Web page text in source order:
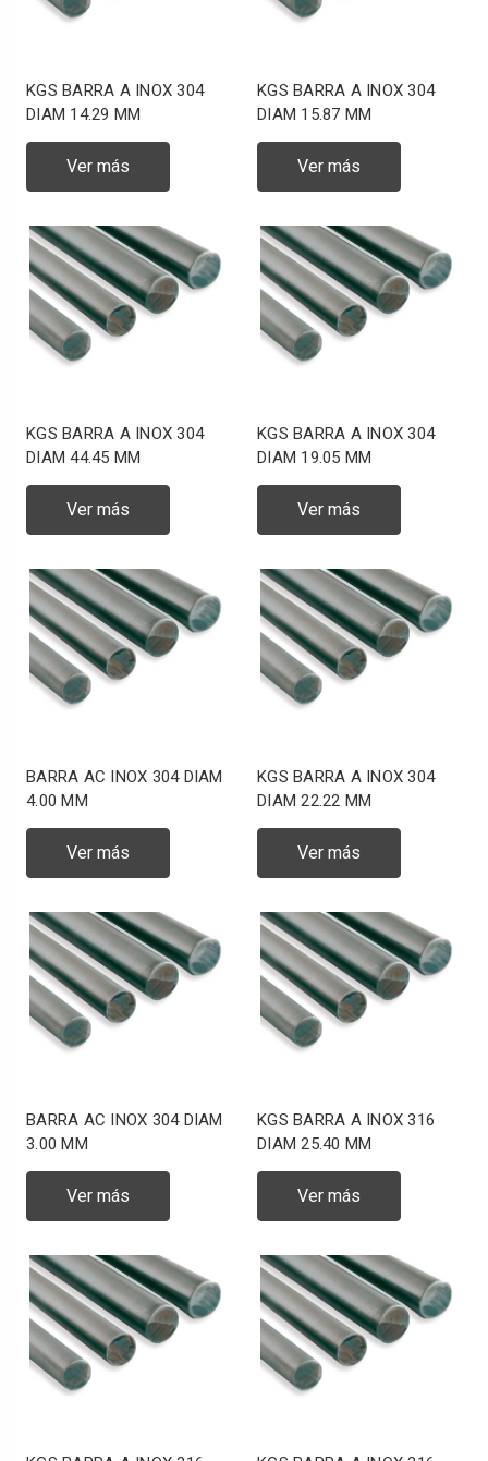
KGS BARRA A INOX 304
DIAM 14.29 MM
Ver más
KGS BARRA A INOX 304
DIAM 15.87 MM
Ver más
KGS BARRA A INOX 304
DIAM 44.45 MM
Ver más
KGS BARRA A INOX 304
DIAM 19.05 MM
Ver más
BARRA AC INOX 304 DIAM
4.00 MM
Ver más
KGS BARRA A INOX 304
DIAM 22.22 MM
Ver más
BARRA AC INOX 304 DIAM
3.00 MM
Ver más
KGS BARRA A INOX 316
DIAM 25.40 MM
Ver más